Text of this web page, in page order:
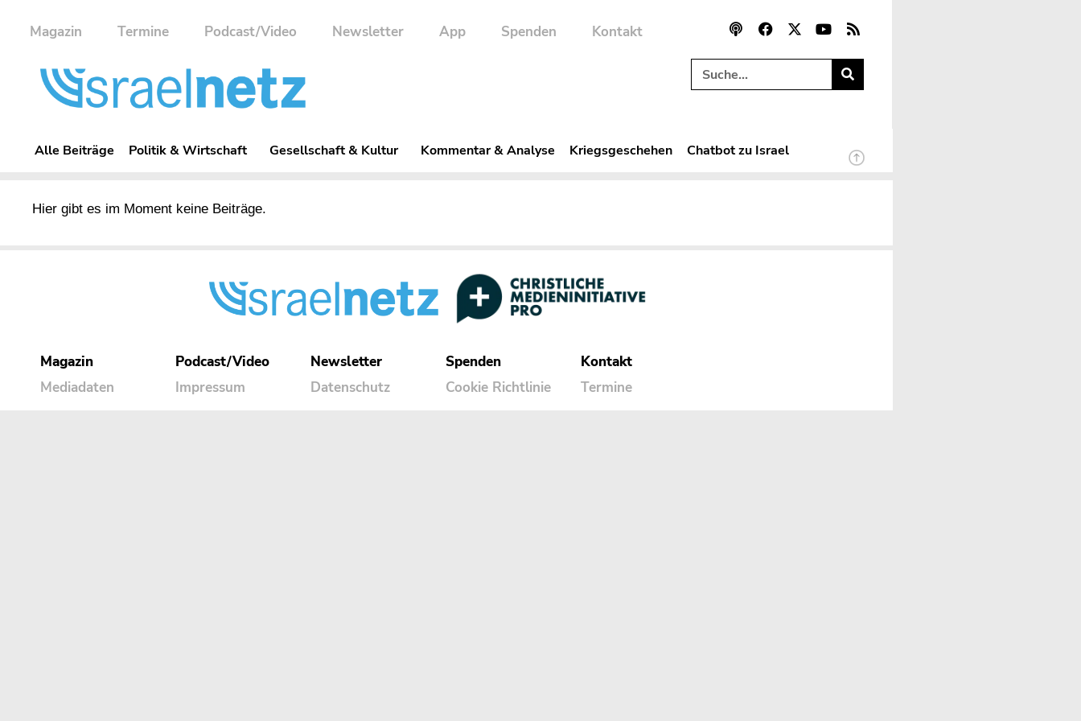
Magazin Termine Podcast/Video Newsletter App Spenden Kontakt
Alle Beiträge Politik & Wirtschaft Gesellschaft & Kultur Kommentar & Analyse Kriegsgeschehen Chatbot zu Israel
Hier gibt es im Moment keine Beiträge.
Magazin
Mediadaten
Podcast/Video
Impressum
Newsletter
Datenschutz
Spenden
Cookie Richtlinie
Kontakt
Termine